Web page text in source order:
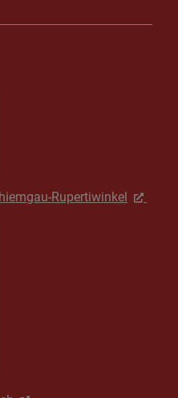
Rupertiwinkel